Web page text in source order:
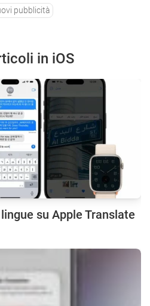
pubblicità
in iOS
su Apple Translate